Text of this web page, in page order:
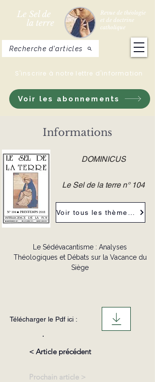
Le Sel de
la terre
Revue de théologie
et de doctrine
catholique
Voir les abonnements
S'inscrire à notre lettre d'information
Recherche d'articles
Informations
DOMINICUS
Le Sel de la terre n° 104
Le Sédévacantisme : Analyses
Théologiques et Débats sur la Vacance du
Siège
Télécharger le Pdf ici :
.
< Article précédent
Prochain article >